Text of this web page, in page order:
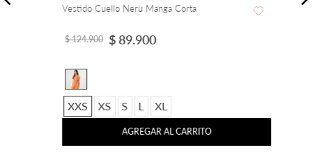
Vestido Cuello Neru Manga Corta
124.900 $ 89.900
XXS XS XL
AGREGAR AL CARRITO